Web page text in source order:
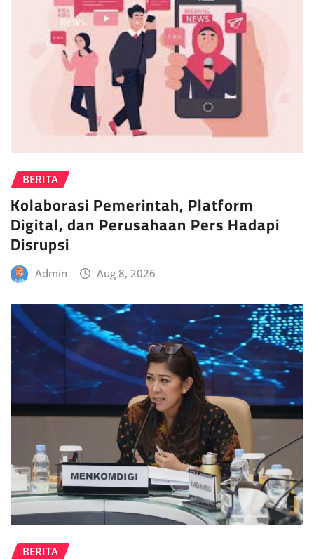
BERITA
Kolaborasi Pemerintah, Platform
Digital, dan Perusahaan Pers Hadapi
Disrupsi
Admin Aug 8, 2026
BERITA